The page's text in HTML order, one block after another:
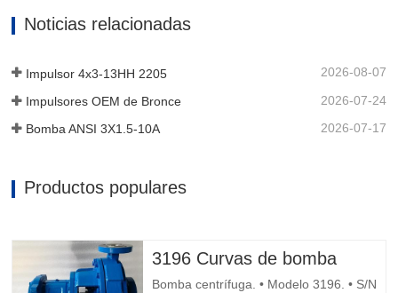
acero inoxidable para el dispositivo
para...
Noticias relacionadas
Impulsor 4x3-13HH 2205 2026-08-07
Impulsores OEM de Bronce 2026-07-24
Bomba ANSI 3X1.5-10A 2026-07-17
Productos populares
3196 Curvas de bomba
Bomba centrífuga. • Modelo 3196. • S/N